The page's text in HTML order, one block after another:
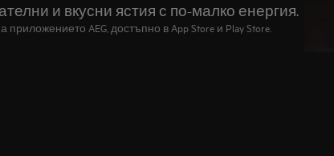
и вкусни ястия с по-малко енергия.
приложението AEG, достъпно в App Store и Play Store.